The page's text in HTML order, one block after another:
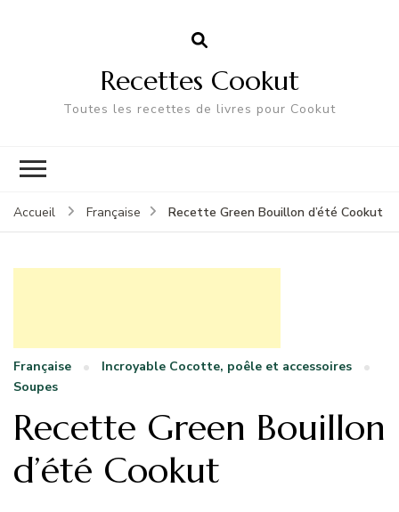
Recettes Cookut
Toutes les recettes de livres pour Cookut
Accueil Française Recette Green Bouillon d’été Cookut
Française
Incroyable Cocotte, poêle et accessoires
Soupes
Recette Green Bouillon
d’été Cookut